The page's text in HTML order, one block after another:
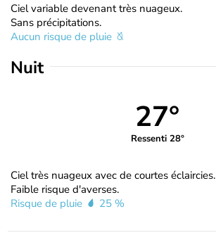
Ciel variable devenant très nuageux.
Sans précipitations.
Aucun risque de pluie
Nuit
27°
Ressenti 28°
Ciel très nuageux avec de courtes éclaircies.
Faible risque d'averses.
Risque de pluie
25 %